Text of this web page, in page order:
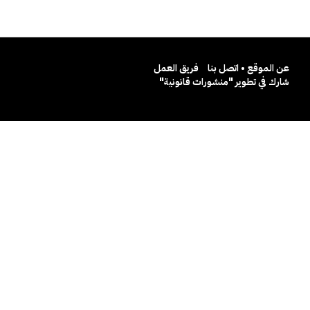
عن الموقع • اتصل بنا
فريق العمل
شارك في تطوير "منشورات قانونية"